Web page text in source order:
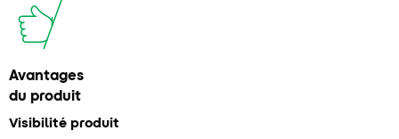
Avantages
du produit
Visibilité produit